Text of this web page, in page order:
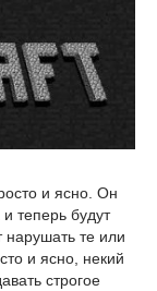
и ясно. Он
теперь будут
нарушать те или
и ясно, некий
строгое